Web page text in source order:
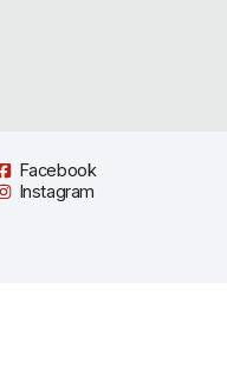
Facebook
Instagram